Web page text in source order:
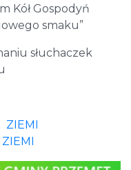
Kół Gospodyń
smaku”
słuchaczek
ZIEMI